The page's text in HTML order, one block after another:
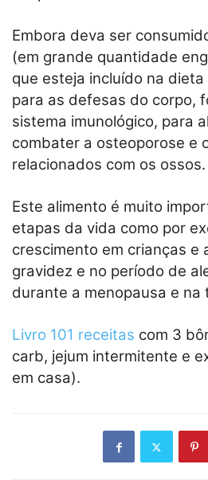
Embora deva ser
(em grande quantidade
que esteja incluído na
para as defesas do corpo,
sistema imunológico, para
combater a osteoporose e
relacionados com os ossos.
Este alimento é muito
etapas da vida como por
crescimento em crianças e
gravidez e no período de
durante a menopausa e na
Livro 101 receitas com 3
carb, jejum intermitente e
em casa).